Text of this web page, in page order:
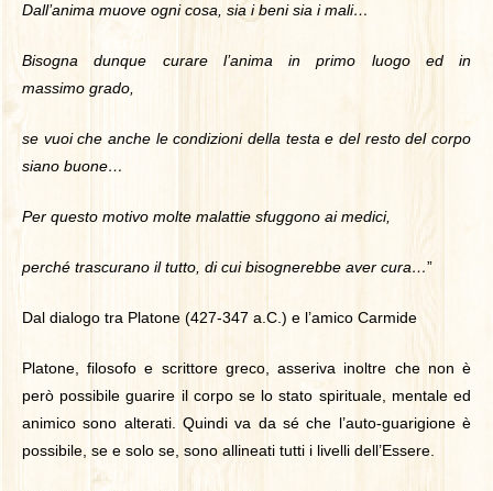
Dall’anima muove ogni cosa, sia i beni sia i mali…
Bisogna dunque curare l’anima in primo luogo ed in
massimo grado,
se vuoi che anche le condizioni della testa e del resto del corpo
siano buone…
Per questo motivo molte malattie sfuggono ai medici,
perché trascurano il tutto, di cui bisognerebbe aver cura…”
Dal dialogo tra Platone (427-347 a.C.) e l’amico Carmide
Platone, filosofo e scrittore greco, asseriva inoltre che non è
però possibile guarire il corpo se lo stato spirituale, mentale ed
animico sono alterati. Quindi va da sé che l’auto-guarigione è
possibile, se e solo se, sono allineati tutti i livelli dell’Essere.